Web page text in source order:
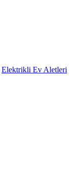
Elektrikli Ev Aletleri